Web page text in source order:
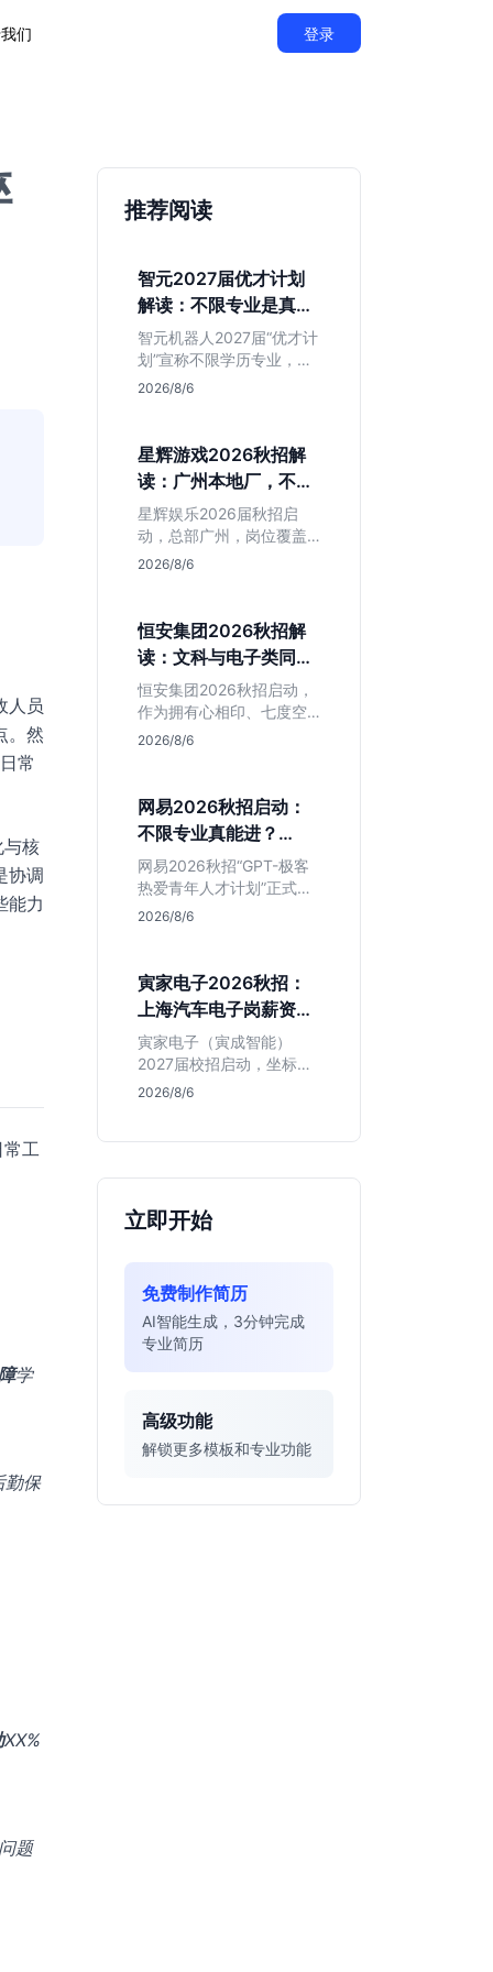
们 登录
人员
。然
常
与核
协调
能力
常工
学
勤保
XX%
题
推荐阅读
智元2027届优才计划
解读：不限专业是真的
吗？
智元机器人2027届“优才计
划”宣称不限学历专业，实
则聚焦具身智能顶尖人
真等核心方向，帮你判断
是否值得投递及如何准备
硬核项目。
2026/8/6
星辉游戏2026秋招解
读：广州本地厂，不限
专业但薪资面议
星辉娱乐2026届秋招启
动，总部广州，岗位覆盖
技术、美术、策划。PHP
想接触项目全流程的应届
生，追求大厂光环者慎
投。
2026/8/6
恒安集团2026秋招解
读：文科与电子类同学
的稳妥选择？
恒安集团2026秋招启动，
作为拥有心相印、七度空
间等国民品牌的快消巨
生项目，明确文商科主攻
品牌营销、理工科侧重技
术支持的岗位逻辑，客观
分析传统制造业薪资平稳
但平台扎实的特点，助应
届生快速判断投递价值。
2026/8/6
网易2026秋招启动：
不限专业真能进？
GPT-极客计划解读
网易2026秋招“GPT-极客
热爱青年人才计划”正式开
启，主打不限专业与学
划、算法），分析非科班
同学的投递机会与真实门
槛，帮你判断是否值得
投。
2026/8/6
寅家电子2026秋招：
上海汽车电子岗薪资与
岗位全解析
寅家电子（寅成智能）
2027届校招启动，坐标上
海。本文解析百人规模汽
成长路径，助你判断是否
2026/8/6
立即开始
免费制作简历
AI智能生成，3分钟完成
专业简历
高级功能
解锁更多模板和专业功能